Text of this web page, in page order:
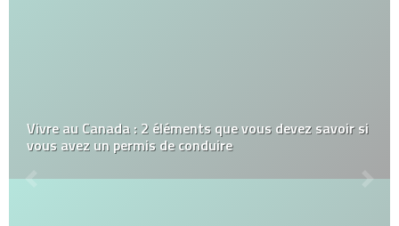
Vivre au Canada : 2 éléments que vous devez savoir si
vous avez un permis de conduire